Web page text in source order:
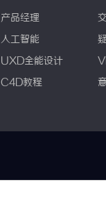
产品经理
人工智能
UXD全能设计
C4D教程